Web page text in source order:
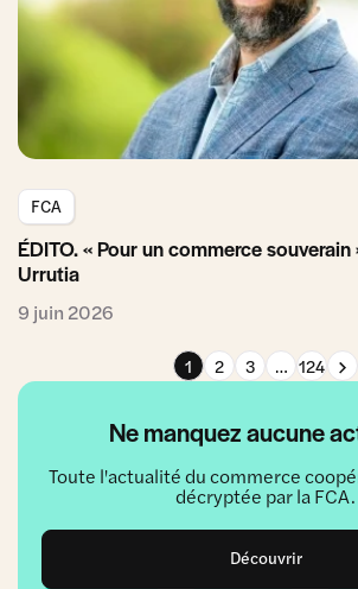
Ne manquez aucune
Toute l'actualité du commerce
décryptée par la FCA.
Découvrir
FCA
ÉDITO. « Pour un commerce
Urrutia
9 juin 2026
1 2 3 … 124
Page